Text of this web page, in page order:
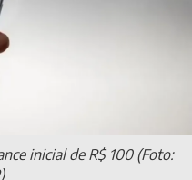
inicial de R$ 100 (Foto: